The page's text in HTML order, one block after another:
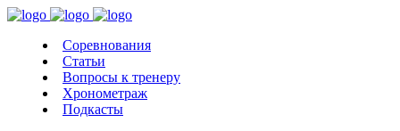
Соревнования
Статьи
Вопросы к тренеру
Хронометраж
Подкасты